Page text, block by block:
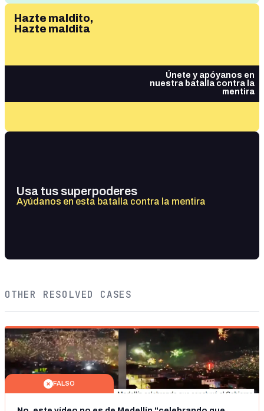
Hazte maldito,
Hazte maldita
Únete y apóyanos en
nuestra batalla contra la
mentira
Usa tus superpoderes
Ayúdanos en esta batalla contra la mentira
OTHER RESOLVED CASES
FALSO